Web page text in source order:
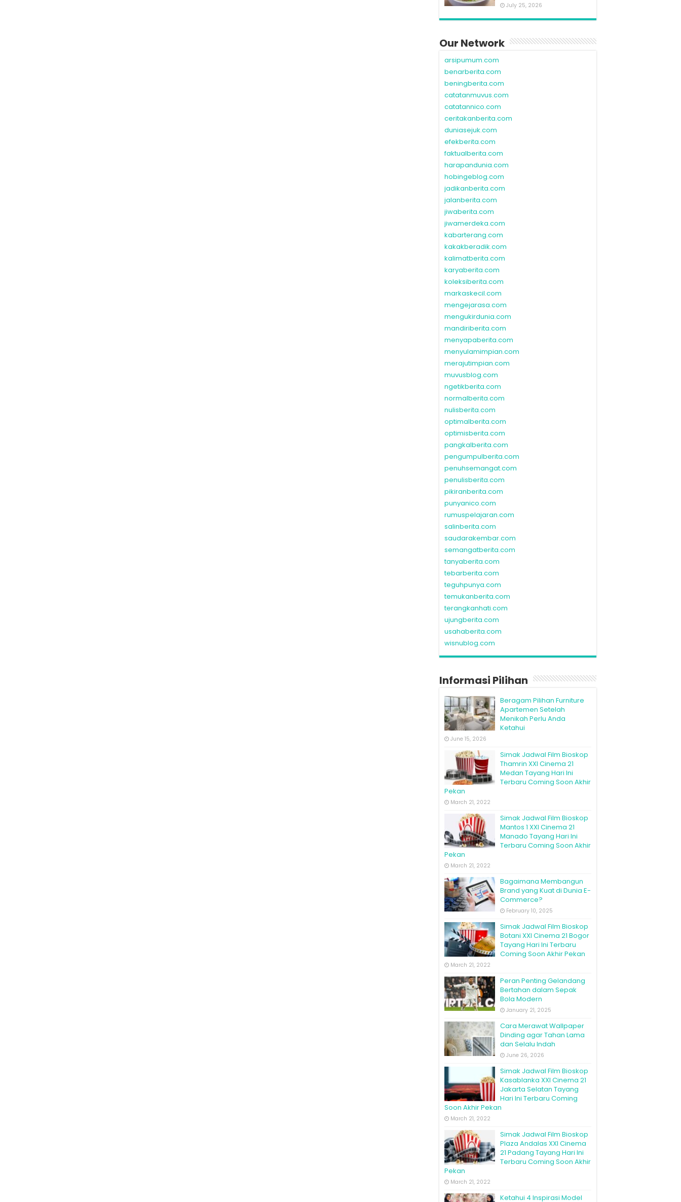
July 25, 2026
Our Network
arsipumum.com
benarberita.com
beningberita.com
catatanmuvus.com
catatannico.com
ceritakanberita.com
duniasejuk.com
efekberita.com
faktualberita.com
harapandunia.com
hobingeblog.com
jadikanberita.com
jalanberita.com
jiwaberita.com
jiwamerdeka.com
kabarterang.com
kakakberadik.com
kalimatberita.com
karyaberita.com
koleksiberita.com
markaskecil.com
mengejarasa.com
mengukirdunia.com
mandiriberita.com
menyapaberita.com
menyulamimpian.com
merajutimpian.com
muvusblog.com
ngetikberita.com
normalberita.com
nulisberita.com
optimalberita.com
optimisberita.com
pangkalberita.com
pengumpulberita.com
penuhsemangat.com
penulisberita.com
pikiranberita.com
punyanico.com
rumuspelajaran.com
salinberita.com
saudarakembar.com
semangatberita.com
tanyaberita.com
tebarberita.com
teguhpunya.com
temukanberita.com
terangkanhati.com
ujungberita.com
usahaberita.com
wisnublog.com
Informasi Pilihan
Beragam Pilihan Furniture
Apartemen Setelah
Menikah Perlu Anda
Ketahui
June 15, 2026
Simak Jadwal Film Bioskop
Thamrin XXI Cinema 21
Medan Tayang Hari Ini
Terbaru Coming Soon Akhir
Pekan
March 21, 2022
Simak Jadwal Film Bioskop
Mantos 1 XXI Cinema 21
Manado Tayang Hari Ini
Terbaru Coming Soon Akhir
Pekan
March 21, 2022
Bagaimana Membangun
Brand yang Kuat di Dunia E-
Commerce?
February 10, 2025
Simak Jadwal Film Bioskop
Botani XXI Cinema 21 Bogor
Tayang Hari Ini Terbaru
Coming Soon Akhir Pekan
March 21, 2022
Peran Penting Gelandang
Bertahan dalam Sepak
Bola Modern
January 21, 2025
Cara Merawat Wallpaper
Dinding agar Tahan Lama
dan Selalu Indah
June 26, 2026
Simak Jadwal Film Bioskop
Kasablanka XXI Cinema 21
Jakarta Selatan Tayang
Hari Ini Terbaru Coming
Soon Akhir Pekan
March 21, 2022
Simak Jadwal Film Bioskop
Plaza Andalas XXI Cinema
21 Padang Tayang Hari Ini
Terbaru Coming Soon Akhir
Pekan
March 21, 2022
Ketahui 4 Inspirasi Model